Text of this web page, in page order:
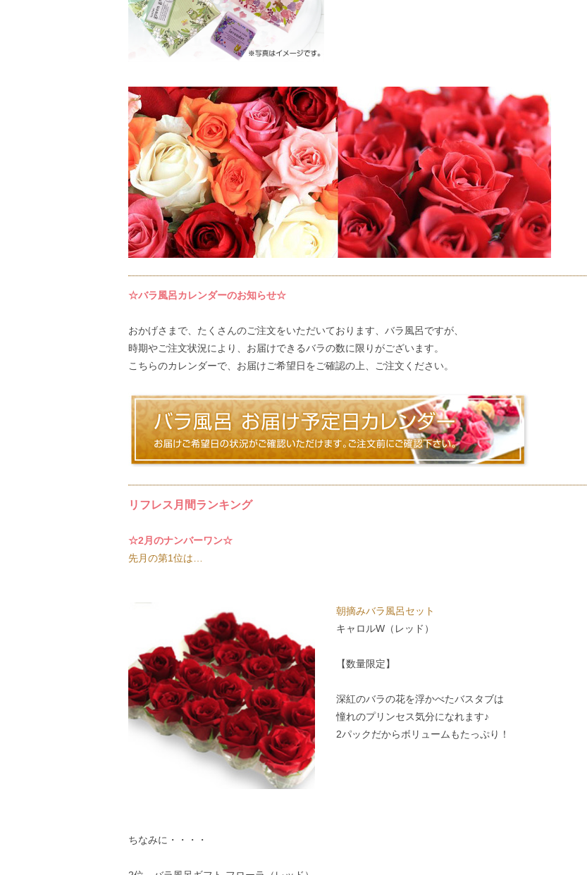
☆バラ風呂カレンダーのお知らせ☆
おかげさまで、たくさんのご注文をいただいております、バラ風呂ですが、
時期やご注文状況により、お届けできるバラの数に限りがございます。
こちらのカレンダーで、お届けご希望日をご確認の上、ご注文ください。
リフレス月間ランキング
☆2月のナンバーワン☆
先月の第1位は…
朝摘みバラ風呂セット
キャロルW（レッド）
【数量限定】
深紅のバラの花を浮かべたバスタブは
憧れのプリンセス気分になれます♪
2パックだからボリュームもたっぷり！
ちなみに・・・・